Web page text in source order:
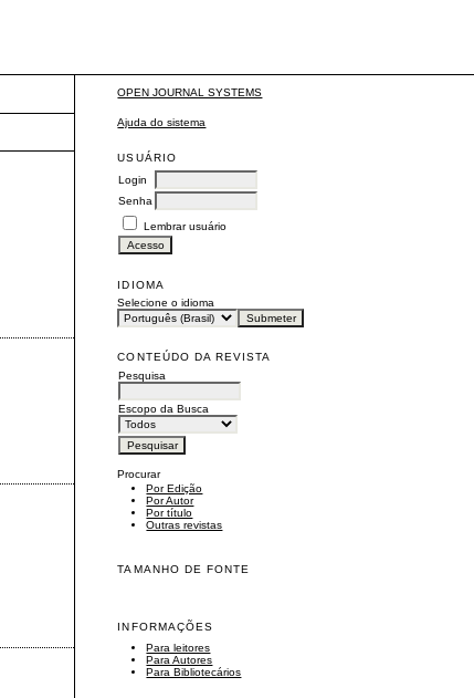
OPEN JOURNAL SYSTEMS
Ajuda do sistema
USUÁRIO
Login
Senha
Lembrar usuário
IDIOMA
Selecione o idioma
CONTEÚDO DA REVISTA
Pesquisa
Escopo da Busca
Procurar
Por Edição
Por Autor
Por título
Outras revistas
TAMANHO DE FONTE
INFORMAÇÕES
Para leitores
Para Autores
Para Bibliotecários